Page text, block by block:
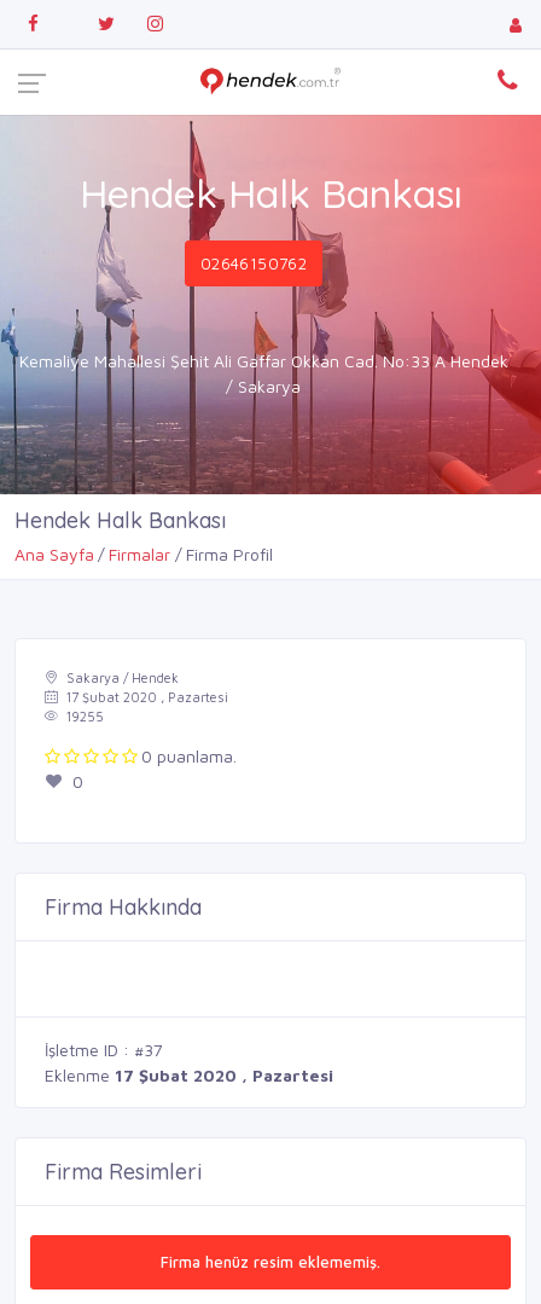
Hendek Halk Bankası
02646150762
Kemaliye Mahallesi Şehit Ali Gaffar Okkan Cad. No:33 A Hendek
/ Sakarya
Hendek Halk Bankası
Ana Sayfa Firmalar Firma Profil
Sakarya / Hendek
17 Şubat 2020 , Pazartesi
19255
0 puanlama.
0
Firma Hakkında
İşletme ID : #37
Eklenme 17 Şubat 2020 , Pazartesi
Firma Resimleri
Firma henüz resim eklememiş.